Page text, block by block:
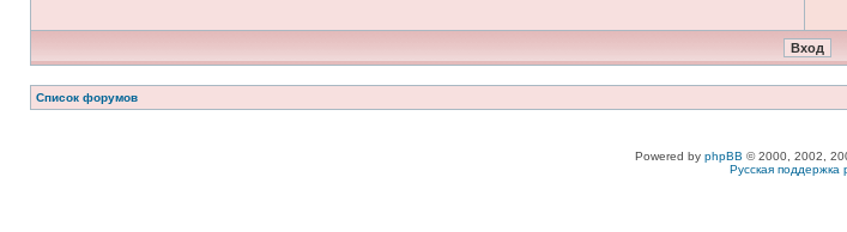
Список форумов
Powered by phpBB © 2000, 2002,
Русская поддержка